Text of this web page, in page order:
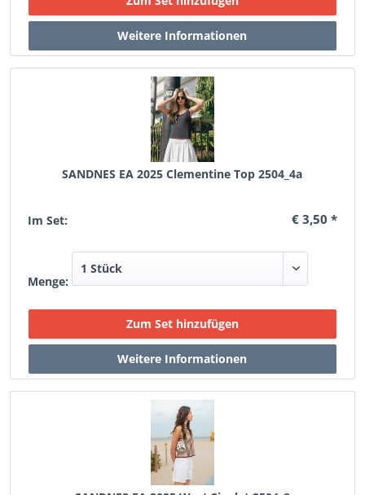
SANDNES EA 2025 Clementine Top 2504_4a
Im Set: € 3,50 *
Menge: